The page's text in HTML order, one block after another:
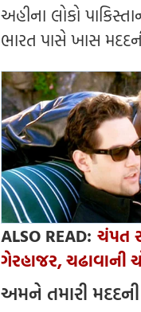
અહીના લોકો
ભારત પાસે ખાસ
ALSO READ: ચંપત
ગેરહાજર, ચઢાવાની
અમને તમારી